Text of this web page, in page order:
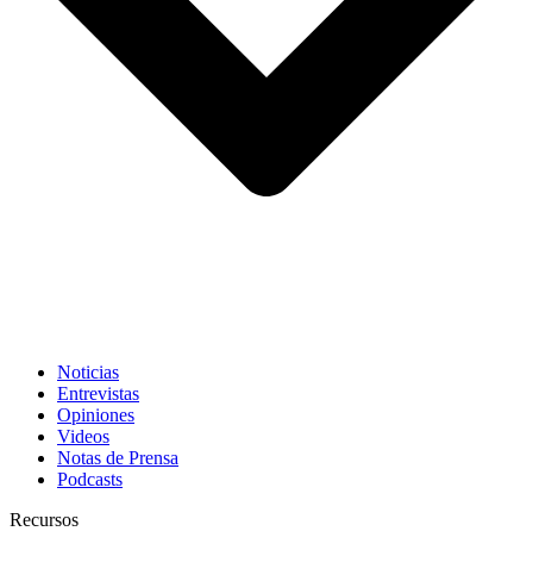
Noticias
Entrevistas
Opiniones
Videos
Notas de Prensa
Podcasts
Recursos